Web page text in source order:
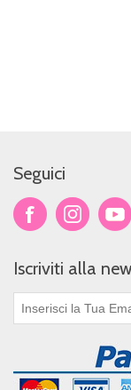
Seguici
Iscriviti alla